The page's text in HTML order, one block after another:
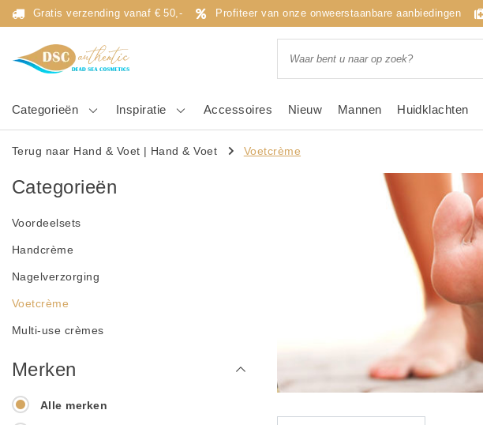
Gratis verzending vanaf € 50,- Profiteer van onze onweerstaanbare aanbiedingen
Categorieën Inspiratie Accessoires Nieuw Mannen Huidklachten
Terug naar Hand & Voet | Hand & Voet Voetcrème
Categorieën
Voordeelsets
Handcrème
Nagelverzorging
Voetcrème
Multi-use crèmes
Merken
Alle merken